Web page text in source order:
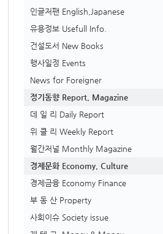
인글저팬 English,Japanese
유용정보 Usefull Info.
건설도서 New Books
행사일정 Events
News for Foreigner
정기동향 Report, Magazine
데 일 리 Daily Report
위 클 리 Weekly Report
월간저널 Monthly Magazine
경제문화 Economy, Culture
경제금융 Economy Finance
부 동 산 Property
사회이슈 Society issue